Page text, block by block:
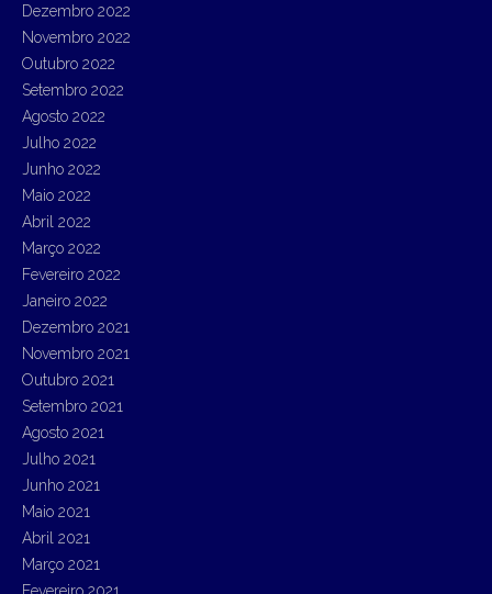
Dezembro 2022
Novembro 2022
Outubro 2022
Setembro 2022
Agosto 2022
Julho 2022
Junho 2022
Maio 2022
Abril 2022
Março 2022
Fevereiro 2022
Janeiro 2022
Dezembro 2021
Novembro 2021
Outubro 2021
Setembro 2021
Agosto 2021
Julho 2021
Junho 2021
Maio 2021
Abril 2021
Março 2021
Fevereiro 2021